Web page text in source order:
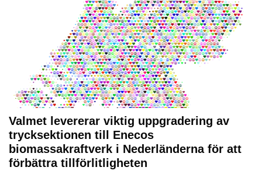
Valmet levererar viktig uppgradering av
trycksektionen till Enecos
biomassakraftverk i Nederländerna för att
förbättra tillförlitligheten